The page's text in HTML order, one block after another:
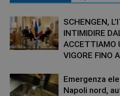
SCHENGEN,
INTIMIDIRE
ACCETTIAMO
VIGORE FINO
Emergenza
Napoli nord,